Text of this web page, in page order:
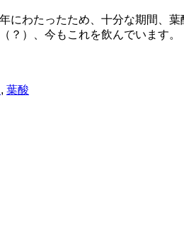
にわたったため、十分な期間、
？）、今もこれを飲んでいます。
, 葉酸